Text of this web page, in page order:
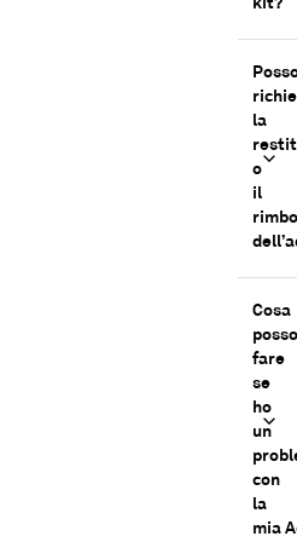
kit?
la
o
il
Cosa
posso
fare
se
ho
un
con
la
mia